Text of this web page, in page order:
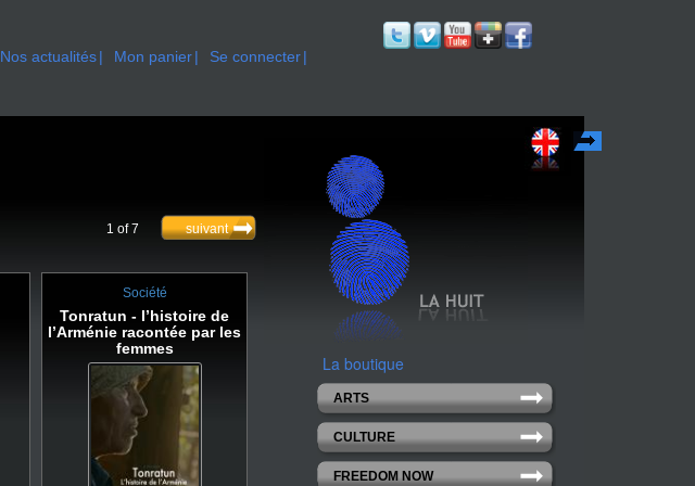
Nos actualités Mon panier Se connecter
English
1 of 7 suivant
Société
Tonratun - l’histoire de
l’Arménie racontée par les
femmes
La boutique
ARTS
CULTURE
FREEDOM NOW